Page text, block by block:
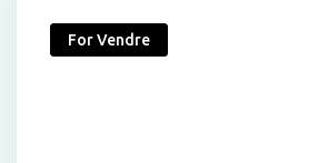
For Vendre